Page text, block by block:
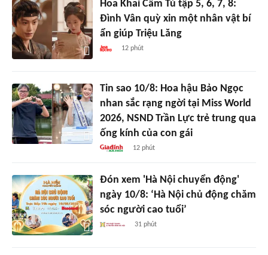
Hoa Khai Cẩm Tú tập 5, 6, 7, 8:
Đình Vân quỳ xin một nhân vật bí
ẩn giúp Triệu Lăng
12 phút
Tin sao 10/8: Hoa hậu Bảo Ngọc
nhan sắc rạng ngời tại Miss World
2026, NSND Trần Lực trẻ trung qua
ống kính của con gái
12 phút
Đón xem 'Hà Nội chuyển động'
ngày 10/8: ‘Hà Nội chủ động chăm
sóc người cao tuổi’
31 phút